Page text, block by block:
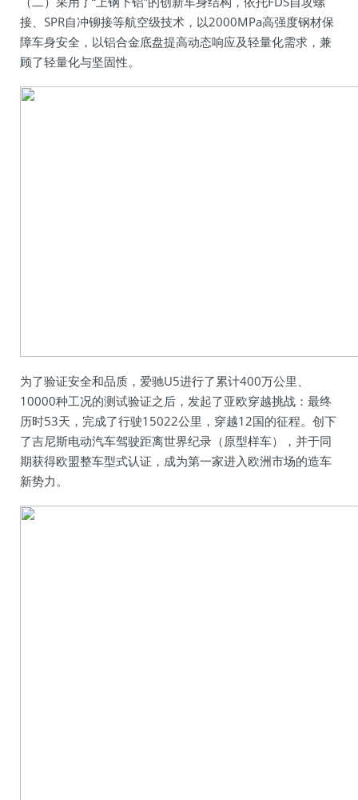
接、SPR自冲铆接等航空级技术，以2000MPa高强度钢材保
障车身安全，以铝合金底盘提高动态响应及轻量化需求，兼
顾了轻量化与坚固性。
为了验证安全和品质，爱驰U5进行了累计400万公里、
10000种工况的测试验证之后，发起了亚欧穿越挑战：最终
历时53天，完成了行驶15022公里，穿越12国的征程。创下
了吉尼斯电动汽车驾驶距离世界纪录（原型样车），并于同
期获得欧盟整车型式认证，成为第一家进入欧洲市场的造车
新势力。